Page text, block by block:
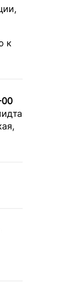
к
00